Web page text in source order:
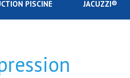
PISCINE JACUZZI®